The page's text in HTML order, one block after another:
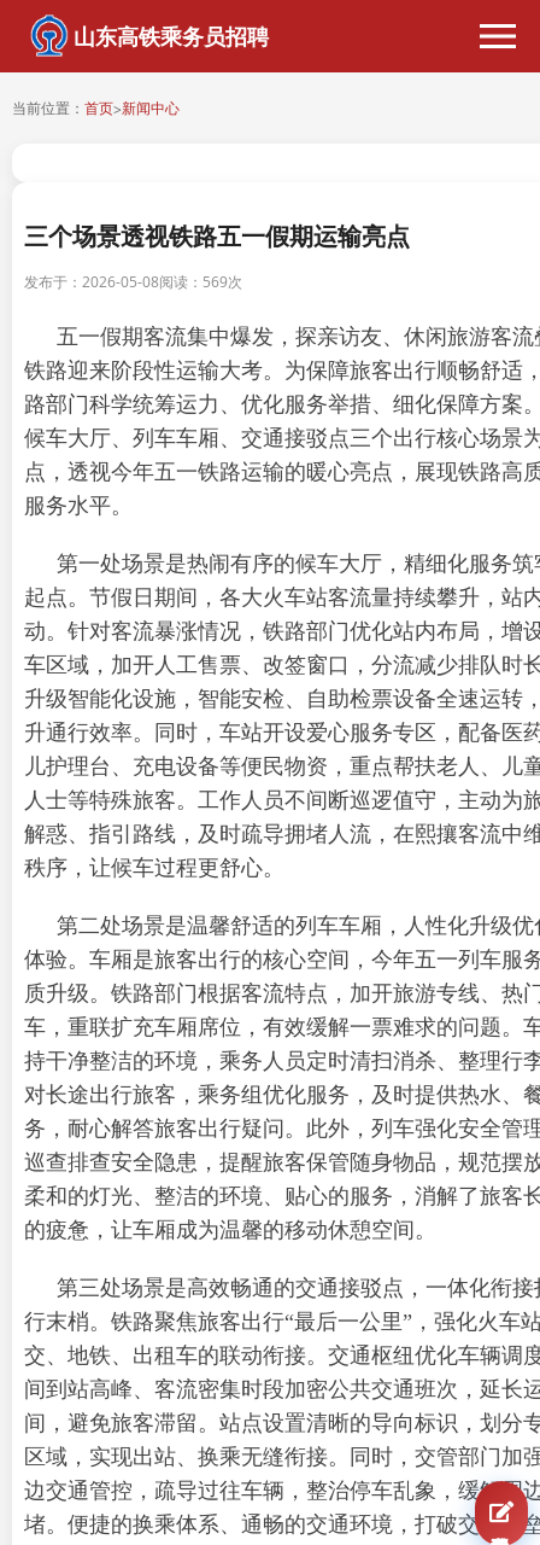
山东高铁乘务员招聘
当前位置： 首页>新闻中心
三个场景透视铁路五一假期运输亮点
发布于：2026-05-08阅读： 569次
五一假期客流集中爆发，探亲访友、休闲旅游客流
铁路迎来阶段性运输大考。为保障旅客出行顺畅舒适
路部门科学统筹运力、优化服务举措、细化保障方案
候车大厅、列车车厢、交通接驳点三个出行核心场景
点，透视今年五一铁路运输的暖心亮点，展现铁路高
服务水平。
第一处场景是热闹有序的候车大厅，精细化服务筑
起点。节假日期间，各大火车站客流量持续攀升，站
动。针对客流暴涨情况，铁路部门优化站内布局，增
车区域，加开人工售票、改签窗口，分流减少排队时
升级智能化设施，智能安检、自助检票设备全速运转
升通行效率。同时，车站开设爱心服务专区，配备医
儿护理台、充电设备等便民物资，重点帮扶老人、儿
人士等特殊旅客。工作人员不间断巡逻值守，主动为
解惑、指引路线，及时疏导拥堵人流，在熙攘客流中
秩序，让候车过程更舒心。
第二处场景是温馨舒适的列车车厢，人性化升级优
体验。车厢是旅客出行的核心空间，今年五一列车服
质升级。铁路部门根据客流特点，加开旅游专线、热
车，重联扩充车厢席位，有效缓解一票难求的问题。
持干净整洁的环境，乘务人员定时清扫消杀、整理行
对长途出行旅客，乘务组优化服务，及时提供热水、
务，耐心解答旅客出行疑问。此外，列车强化安全管
巡查排查安全隐患，提醒旅客保管随身物品，规范摆
柔和的灯光、整洁的环境、贴心的服务，消解了旅客
的疲惫，让车厢成为温馨的移动休憩空间。
第三处场景是高效畅通的交通接驳点，一体化衔接
行末梢。铁路聚焦旅客出行“最后一公里”，强化火车
交、地铁、出租车的联动衔接。交通枢纽优化车辆调
间到站高峰、客流密集时段加密公共交通班次，延长
间，避免旅客滞留。站点设置清晰的导向标识，划分
区域，实现出站、换乘无缝衔接。同时，交管部门加
边交通管控，疏导过往车辆，整治停车乱象，缓解周
堵。便捷的换乘体系、通畅的交通环境，打破交通壁
我要报名